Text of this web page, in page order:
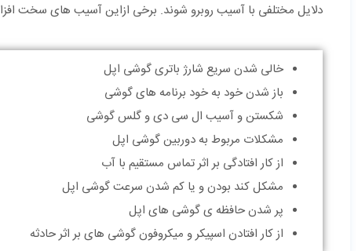
دلایل مختلفی با آسیب روبرو شوند. برخی ازاین آسیب های سخت
خالی شدن سریع شارژ باتری گوشی اپل
باز شدن خود به خود برنامه های گوشی
شکستن و آسیب ال سی دی و گلس گوشی
مشکلات مربوط به دوربین گوشی اپل
از کار افتادگی بر اثر تماس مستقیم با آب
مشکل کند بودن و یا کم شدن سرعت گوشی اپل
پر شدن حافظه ی گوشی های اپل
از کار افتادن اسپیکر و میکروفون گوشی های بر اثر حادثه